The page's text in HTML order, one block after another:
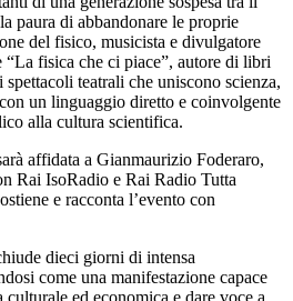
paura di abbandonare le proprie
del fisico, musicista e divulgatore
fisica che ci piace”, autore di libri
spettacoli teatrali che uniscono scienza,
un linguaggio diretto e coinvolgente
alla cultura scientifica.
affidata a Gianmaurizio Foderaro,
Rai IsoRadio e Rai Radio Tutta
e racconta l’evento con
dieci giorni di intensa
come una manifestazione capace
culturale ed economica e dare voce a